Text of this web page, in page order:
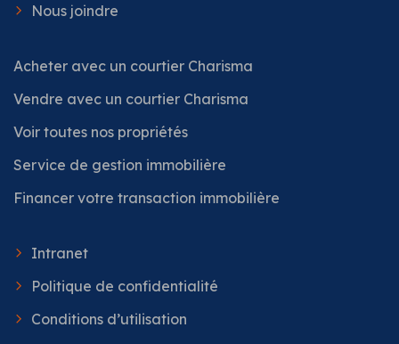
Nous joindre
Acheter avec un courtier Charisma
Vendre avec un courtier Charisma
Voir toutes nos propriétés
Service de gestion immobilière
Financer votre transaction immobilière
Intranet
Politique de confidentialité
Conditions d’utilisation